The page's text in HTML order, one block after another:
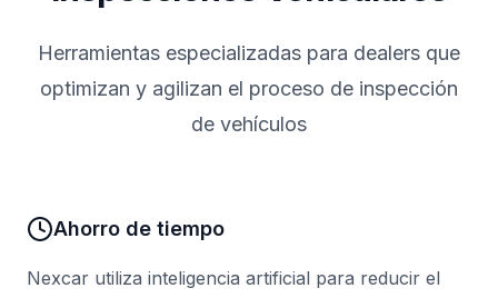
Herramientas especializadas para dealers que
optimizan y agilizan el proceso de inspección
de vehículos
Ahorro de tiempo
Nexcar utiliza inteligencia artificial para reducir el